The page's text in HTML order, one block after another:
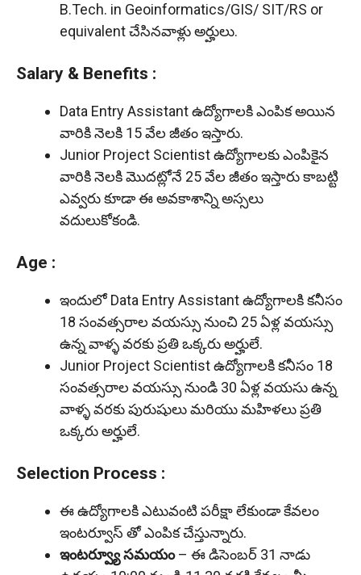
B.Tech. in Geoinformatics/GIS/ SIT/RS or
equivalent చేసినవాళ్లు అర్హులు.
Salary & Benefits :
Data Entry Assistant ఉద్యోగాలకి ఎంపిక అయిన
వారికి నెలకి 15 వేల జీతం ఇస్తారు.
Junior Project Scientist ఉద్యోగాలకు ఎంపికైన
వారికి నెలకి మొదట్లోనే 25 వేల జీతం ఇస్తారు కాబట్టి
ఎవ్వరు కూడా ఈ అవకాశాన్ని అస్సలు
వదులుకోకండి.
Age :
ఇందులో Data Entry Assistant ఉద్యోగాలకి కనీసం
18 సంవత్సరాల వయస్సు నుంచి 25 ఏళ్ల వయస్సు
ఉన్న వాళ్ళ వరకు ప్రతి ఒక్కరు అర్హులే.
Junior Project Scientist ఉద్యోగాలకి కనీసం 18
సంవత్సరాల వయస్సు నుండి 30 ఏళ్ల వయసు ఉన్న
వాళ్ళ వరకు పురుషులు మరియు మహిళలు ప్రతి
ఒక్కరు అర్హులే.
Selection Process :
ఈ ఉద్యోగాలకి ఎటువంటి పరీక్షా లేకుండా కేవలం
ఇంటర్వూస్ తో ఎంపిక చేస్తున్నారు.
ఇంటర్వ్యూ సమయం– ఈ డిసెంబర్ 31 నాడు